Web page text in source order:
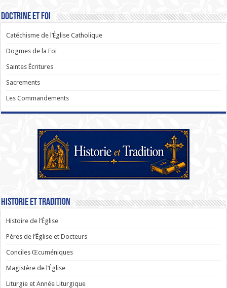
Doctrine et Foi
Catéchisme de l’Église Catholique
Dogmes de la Foi
Saintes Écritures
Sacrements
Les Commandements
Historie et Tradition
Histoire de l’Église
Pères de l’Église et Docteurs
Conciles Œcuméniques
Magistère de l’Église
Liturgie et Année Liturgique